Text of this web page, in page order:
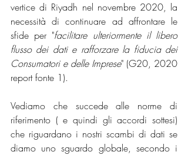
vertice di Riyadh nel novembre 2020, la
necessità di continuare ad affrontare le
sfide per "facilitare ulteriormente il libero
flusso dei dati e rafforzare la fiducia dei
Consumatori e delle Imprese" (G20, 2020
report fonte 1).
Vediamo che succede alle norme di
riferimento ( e quindi gli accordi sottesi)
che riguardano i nostri scambi di dati se
diamo uno sguardo globale, secondo i